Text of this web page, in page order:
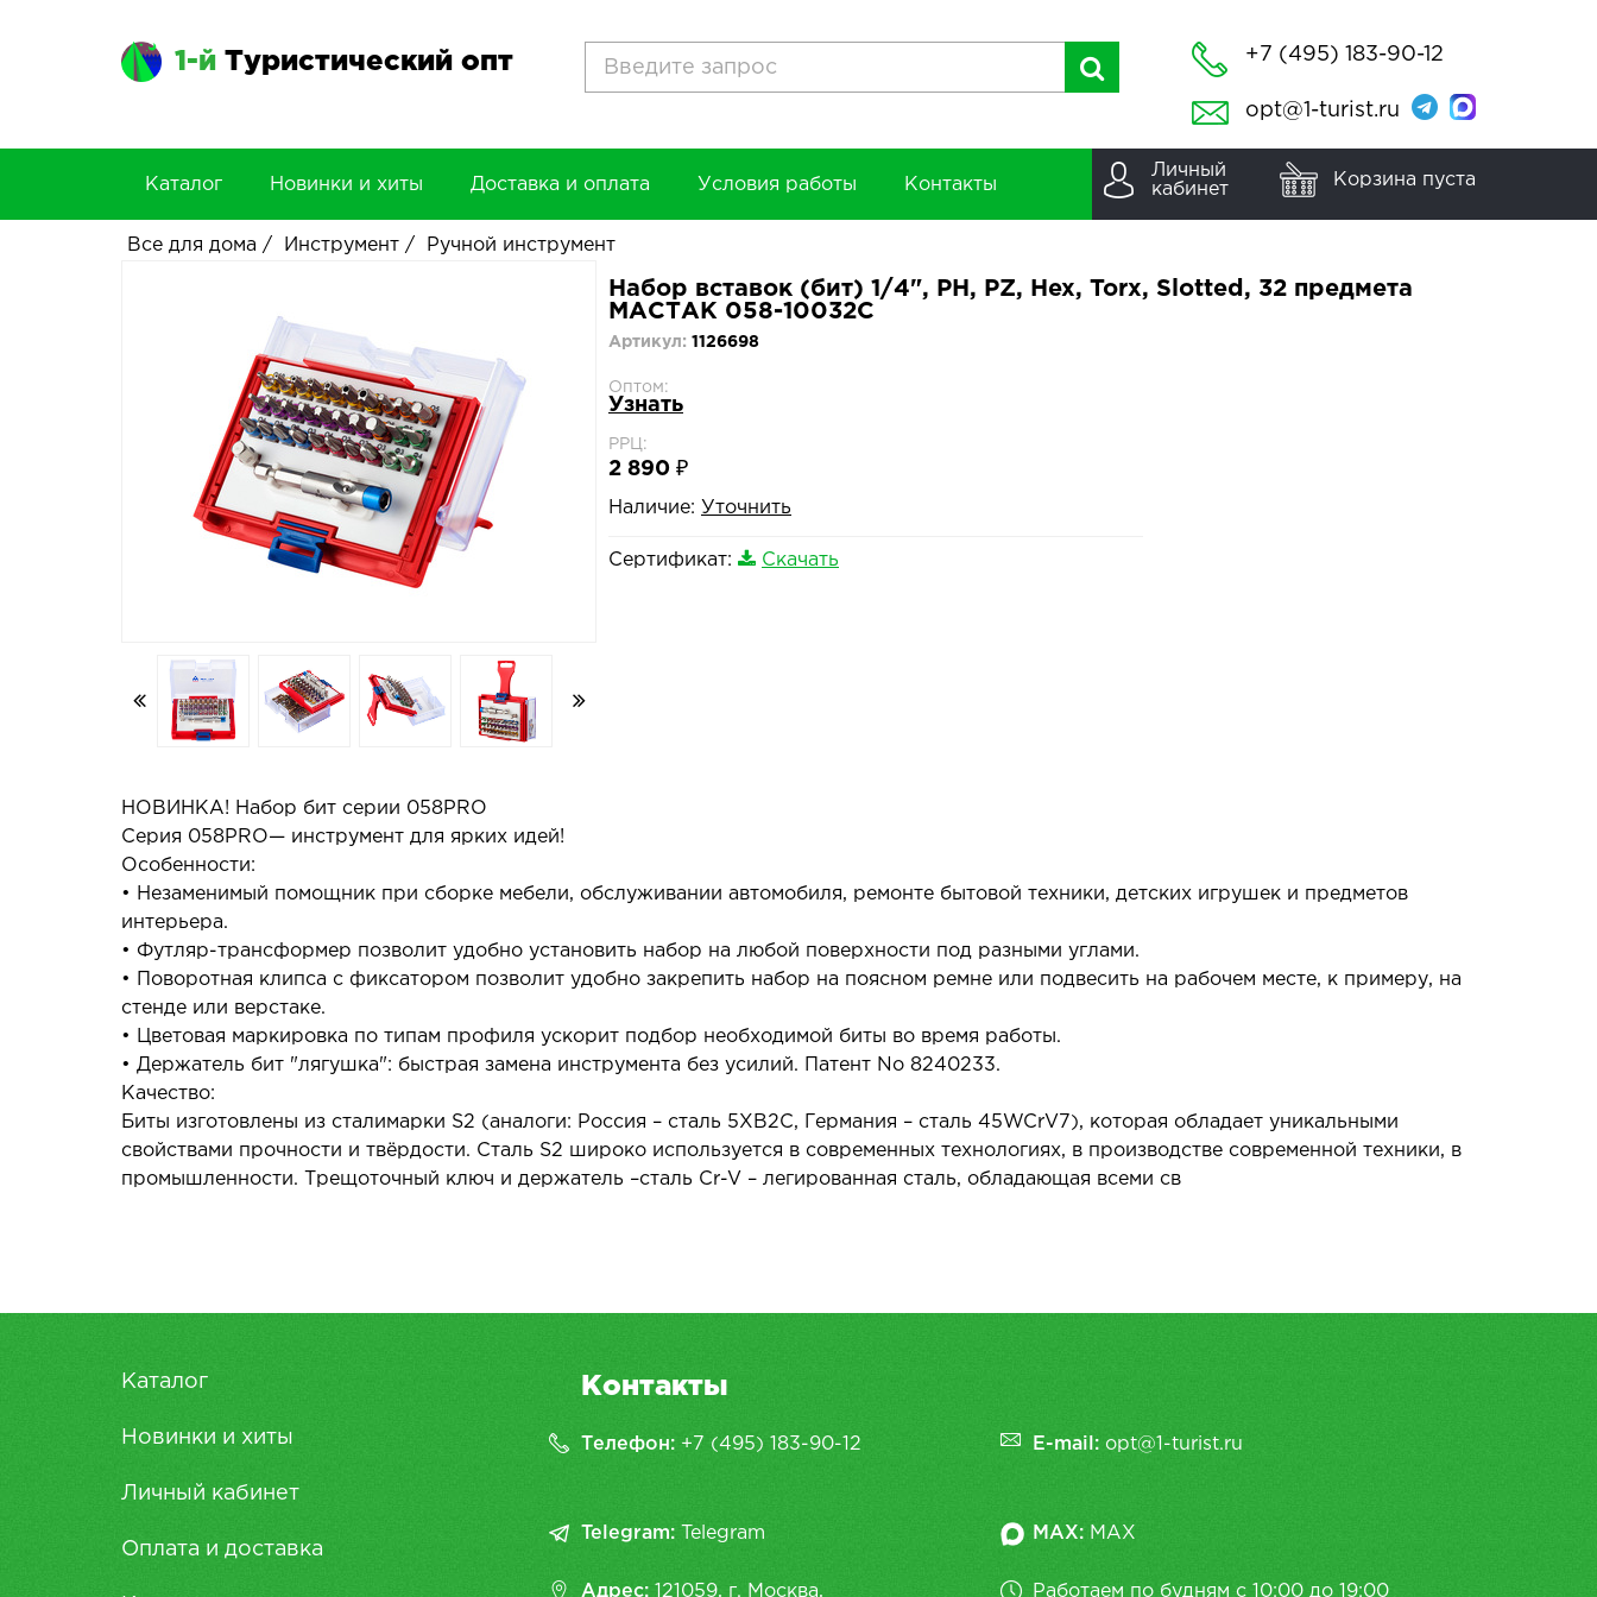
1-й Туристический опт +7 (495) 183-90-12
opt@1-turist.ru
Каталог Новинки и хиты Доставка и оплата Условия работы Контакты
Личный
кабинет
Корзина пуста
Все для дома / Инструмент / Ручной инструмент
Набор вставок (бит) 1/4", PH, PZ, Hex, Torx, Slotted, 32 предмета
МАСТАК 058-10032C
Артикул: 1126698
Оптом:
Узнать
РРЦ:
2 890 ₽
Наличие: Уточнить
Сертификат: Скачать
НОВИНКА! Набор бит серии 058PRO
Серия 058PRO— инструмент для ярких идей!
Особенности:
• Незаменимый помощник при сборке мебели, обслуживании автомобиля, ремонте бытовой техники, детских игрушек и предметов
интерьера.
• Футляр-трансформер позволит удобно установить набор на любой поверхности под разными углами.
• Поворотная клипса с фиксатором позволит удобно закрепить набор на поясном ремне или подвесить на рабочем месте, к примеру, на
стенде или верстаке.
• Цветовая маркировка по типам профиля ускорит подбор необходимой биты во время работы.
• Держатель бит "лягушка": быстрая замена инструмента без усилий. Патент No 8240233.
Качество:
Биты изготовлены из сталимарки S2 (аналоги: Россия – сталь 5ХВ2С, Германия – сталь 45WCrV7), которая обладает уникальными
свойствами прочности и твёрдости. Сталь S2 широко используется в современных технологиях, в производстве современной техники, в
промышленности. Трещоточный ключ и держатель –сталь Cr-V – легированная сталь, обладающая всеми св
Каталог
Новинки и хиты
Личный кабинет
Оплата и доставка
Контакты
Телефон: +7 (495) 183-90-12 E-mail: opt@1-turist.ru
Telegram: Telegram MAX: MAX
Адрес: 121059, г. Москва, Работаем по будням с 10:00 до 19:00